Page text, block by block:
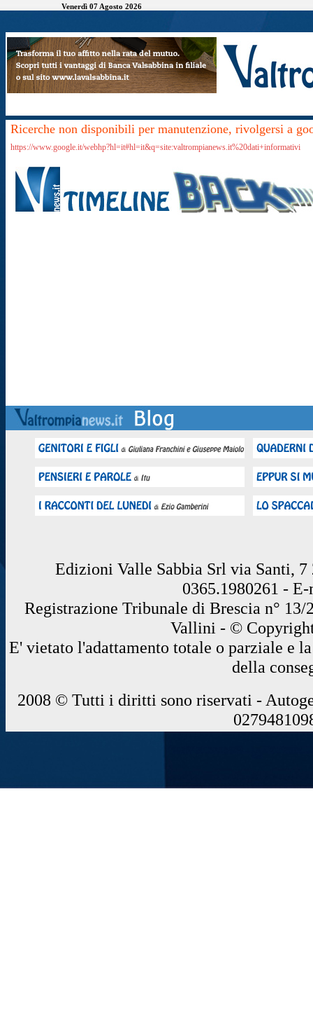
Venerdì 07 Agosto 2026
Ricerche non disponibili per manutenzione, rivolgersi a
https://www.google.it/webhp?hl=it#hl=it&q=site:valtrompianews.it%20dati+informativi
Edizioni Valle Sabbia Srl via Santi, 7
0365.1980261 -
Registrazione Tribunale di Brescia n°
Vallini - ©
E' vietato l'adattamento totale o parziale e
della
2008 © Tutti i diritti sono riservati -